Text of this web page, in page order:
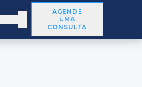
AGENDE
UMA
CONSULTA